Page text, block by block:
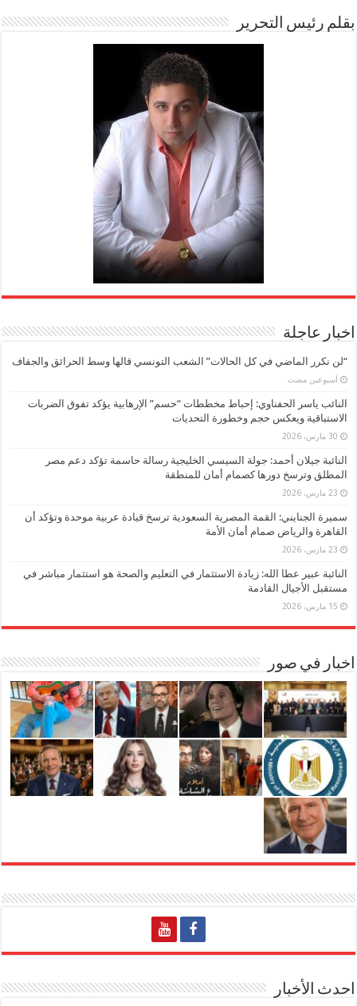
بقلم رئيس التحرير
اخبار عاجلة
“لن نكرر الماضي في كل الحالات” الشعب التونسي قالها وسط الحرائق والجفاف
‏أسبوعين مضت
النائب ياسر الحفناوي: إحباط مخططات “حسم” الإرهابية يؤكد تفوق الضربات
الاستباقية ويعكس حجم وخطورة التحديات
30 مارس، 2026
النائبة جيلان أحمد: جولة السيسي الخليجية رسالة حاسمة تؤكد دعم مصر
المطلق وترسخ دورها كصمام أمان للمنطقة
23 مارس، 2026
سميرة الجنايني: القمة المصرية السعودية ترسخ قيادة عربية موحدة وتؤكد أن
القاهرة والرياض صمام أمان الأمة
23 مارس، 2026
النائبة عبير عطا الله: زيادة الاستثمار في التعليم والصحة هو استثمار مباشر في
مستقبل الأجيال القادمة
15 مارس، 2026
اخبار في صور
احدث الأخبار